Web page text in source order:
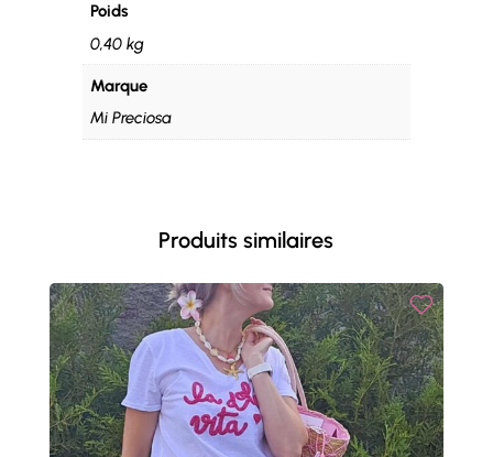
Poids
0,40 kg
Marque
Mi Preciosa
Produits similaires